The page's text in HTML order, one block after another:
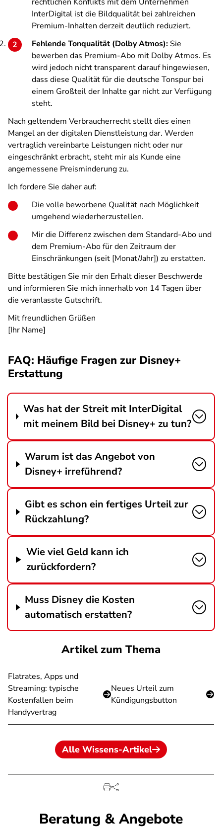
InterDigital ist die Bildqualität bei zahlreichen
Premium-Inhalten derzeit deutlich reduziert.
Fehlende Tonqualität (Dolby Atmos): Sie
bewerben das Premium-Abo mit Dolby Atmos. Es
wird jedoch nicht transparent darauf hingewiesen,
dass diese Qualität für die deutsche Tonspur bei
einem Großteil der Inhalte gar nicht zur Verfügung
steht.
Nach geltendem Verbraucherrecht stellt dies einen
Mangel an der digitalen Dienstleistung dar. Werden
vertraglich vereinbarte Leistungen nicht oder nur
eingeschränkt erbracht, steht mir als Kunde eine
angemessene Preisminderung zu.
Ich fordere Sie daher auf:
Die volle beworbene Qualität nach Möglichkeit
umgehend wiederherzustellen.
Mir die Differenz zwischen dem Standard-Abo und
dem Premium-Abo für den Zeitraum der
Einschränkungen (seit [Monat/Jahr]) zu erstatten.
Bitte bestätigen Sie mir den Erhalt dieser Beschwerde
und informieren Sie mich innerhalb von 14 Tagen über
die veranlasste Gutschrift.
Mit freundlichen Grüßen
[Ihr Name]
FAQ: Häufige Fragen zur Disney+
Erstattung
Was hat der Streit mit InterDigital
mit meinem Bild bei Disney+ zu tun?
Warum ist das Angebot von
Disney+ irreführend?
Gibt es schon ein fertiges Urteil zur
Rückzahlung?
Wie viel Geld kann ich
zurückfordern?
Muss Disney die Kosten
automatisch erstatten?
Artikel zum Thema
Flatrates, Apps und
Streaming: typische
Kostenfallen beim
Handyvertrag
Neues Urteil zum
Kündigungsbutton
Alle Wissens-Artikel
Beratung & Angebote